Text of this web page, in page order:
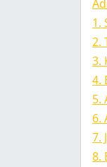
1.
2.
3.
4.
5.
6.
7.
8.